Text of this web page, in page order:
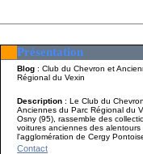
Présentation
Blog : Club du Chevron et
Régional du Vexin
Description: Le Club du
Anciennes du Parc Régional du
Osny (95), rassemble des
voitures anciennes des alentours
l'agglomération de Cergy
Contact